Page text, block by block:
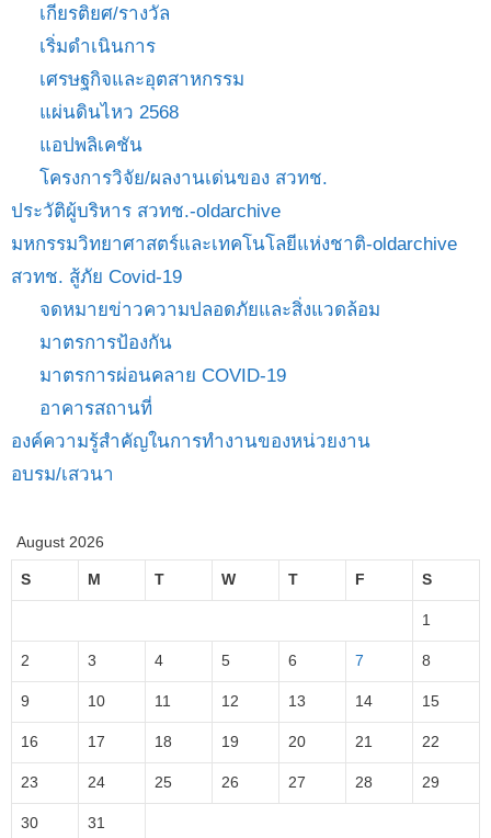
เกียรติยศ/รางวัล
เริ่มดำเนินการ
เศรษฐกิจและอุตสาหกรรม
แผ่นดินไหว 2568
แอปพลิเคชัน
โครงการวิจัย/ผลงานเด่นของ สวทช.
ประวัติผู้บริหาร สวทช.-oldarchive
มหกรรมวิทยาศาสตร์และเทคโนโลยีแห่งชาติ-oldarchive
สวทช. สู้ภัย Covid-19
จดหมายข่าวความปลอดภัยและสิ่งแวดล้อม
มาตรการป้องกัน
มาตรการผ่อนคลาย COVID-19
อาคารสถานที่
องค์ความรู้สำคัญในการทำงานของหน่วยงาน
อบรม/เสวนา
August 2026
S M T W T F S
1
2 3 4 5 6 7 8
9 10 11 12 13 14 15
16 17 18 19 20 21 22
23 24 25 26 27 28 29
30 31